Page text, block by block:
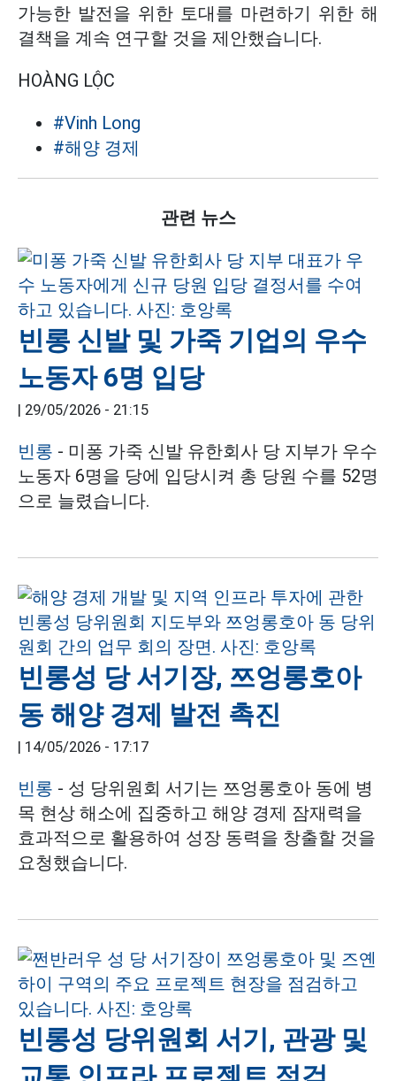
가능한 발전을 위한 토대를 마련하기 위한 해
결책을 계속 연구할 것을 제안했습니다.
HOÀNG LỘC
#Vinh Long
#해양 경제
관련 뉴스
빈롱 신발 및 가죽 기업의 우수
노동자 6명 입당
| 29/05/2026 - 21:15
빈롱 - 미퐁 가죽 신발 유한회사 당 지부가 우수
노동자 6명을 당에 입당시켜 총 당원 수를 52명
으로 늘렸습니다.
빈롱성 당 서기장, 쯔엉롱호아
동 해양 경제 발전 촉진
| 14/05/2026 - 17:17
빈롱 - 성 당위원회 서기는 쯔엉롱호아 동에 병
목 현상 해소에 집중하고 해양 경제 잠재력을
효과적으로 활용하여 성장 동력을 창출할 것을
요청했습니다.
빈롱성 당위원회 서기, 관광 및